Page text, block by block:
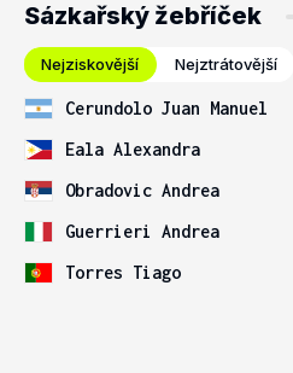
Sázkařský žebříček
Nejziskovější Nejztrátovější
Cerundolo Juan Manuel
Eala Alexandra
Obradovic Andrea
Guerrieri Andrea
Torres Tiago